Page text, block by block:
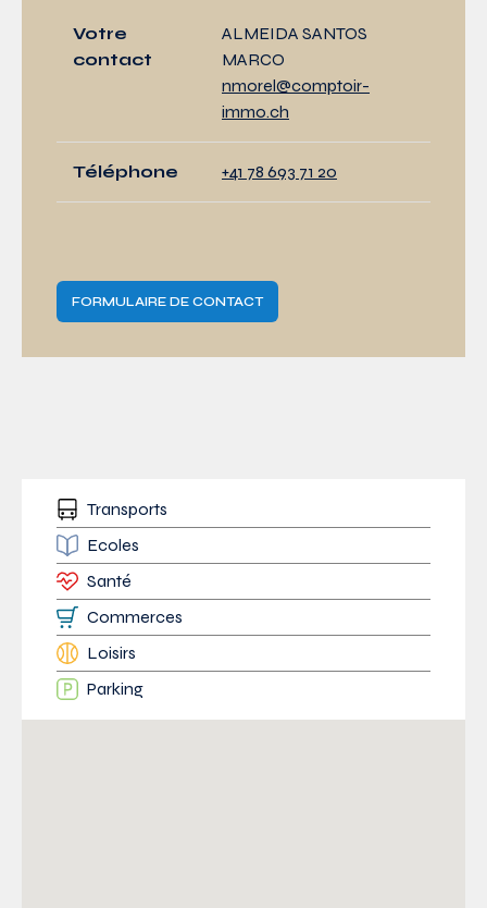
Votre
contact
ALMEIDA SANTOS
MARCO
nmorel@comptoir-
immo.ch
Téléphone +41 78 693 71 20
FORMULAIRE DE CONTACT
Transports
Ecoles
Santé
Commerces
Loisirs
Parking